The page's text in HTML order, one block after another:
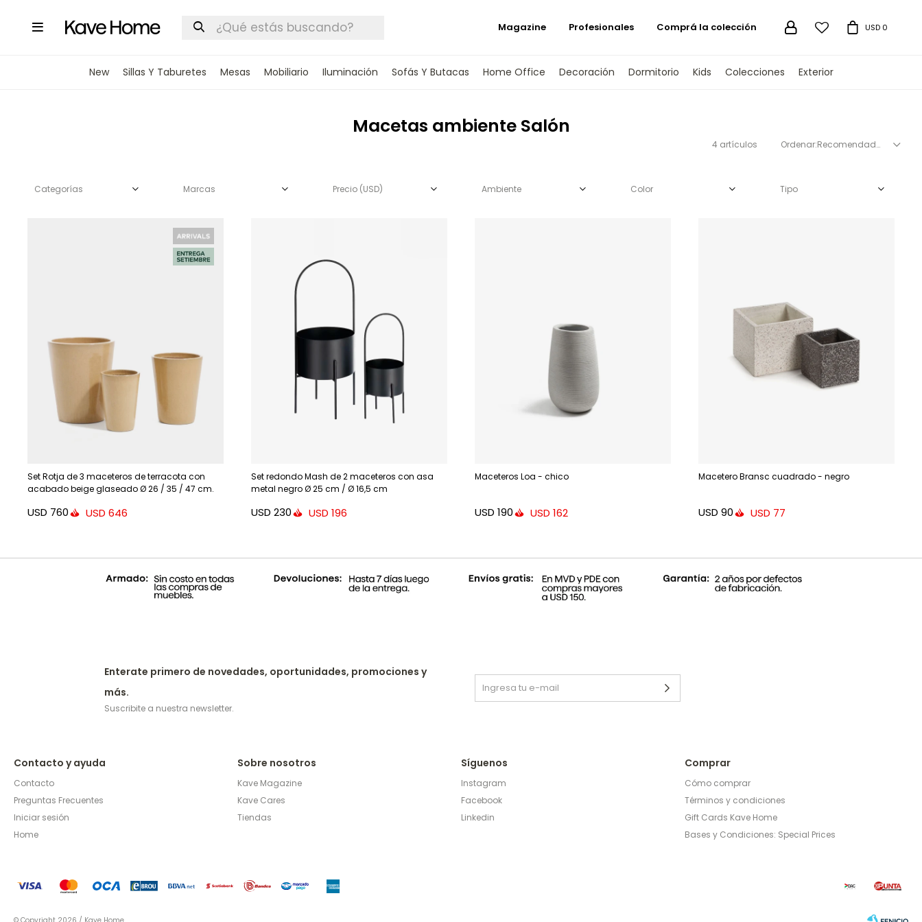

New Sillas Y Taburetes Mesas Mobiliario Iluminación Sofás Y Butacas Home Office Decoración Dormitorio Kids Colecciones Exterior
 USD 0
Magazine Profesionales Comprá la colección
Macetas ambiente Salón
4 artículos Recomendados
Set Rotja de 3 maceteros de terracota con
acabado beige glaseado Ø 26 / 35 / 47 cm.
USD 760 USD 646
Set redondo Mash de 2 maceteros con asa
metal negro Ø 25 cm / Ø 16,5 cm
USD 230 USD 196
Maceteros Loa - chico
USD 190 USD 162
Macetero Bransc cuadrado - negro
USD 90 USD 77
Categorías Marcas Precio (USD) Ambiente Color Tipo
Sobre nosotros
Kave Magazine
Kave Cares
Tiendas
Comprar
Cómo comprar
Términos y condiciones
Gift Cards Kave Home
Bases y Condiciones: Special Prices
Contacto y ayuda
Contacto
Preguntas Frecuentes
Iniciar sesión
Home
Síguenos
Instagram
Facebook
Linkedin
Enterate primero de novedades, oportunidades, promociones y
más.
Suscribite a nuestra newsletter.
© Copyright 2026 / Kave Home